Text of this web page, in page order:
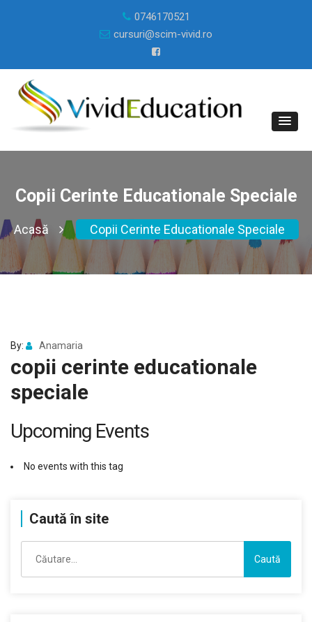
0746170521
cursuri@scim-vivid.ro
Copii Cerinte Educationale Speciale
Acasă Copii Cerinte Educationale Speciale
By: Anamaria
copii cerinte educationale
speciale
Upcoming Events
No events with this tag
Caută în site
după: